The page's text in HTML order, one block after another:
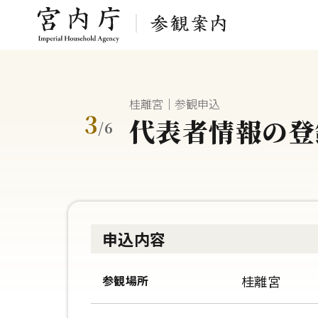
3/6
桂離宮｜参観申込
代表者情報の
申込内容
参観場所 桂離宮